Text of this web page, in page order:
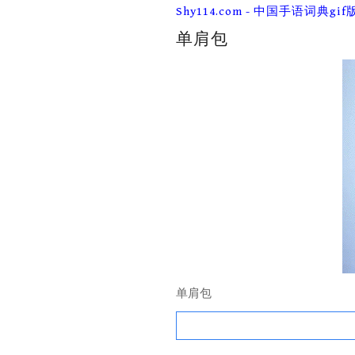
Skip
content
Shy114.com - 中国手语词典gif
单肩包
单肩包
Search